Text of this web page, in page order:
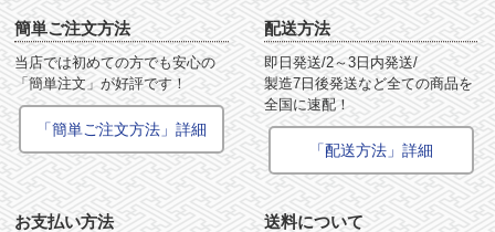
簡単ご注文方法
当店では初めての方でも安心の
「簡単注文」が好評です！
「簡単ご注文方法」詳細
配送方法
即日発送/2～3日内発送/
製造7日後発送など全ての商品を
全国に速配！
「配送方法」詳細
お支払い方法 送料について